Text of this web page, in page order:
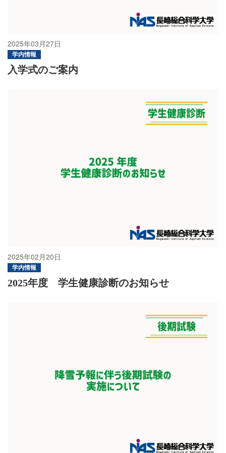
2025年03月27日
学内情報
入学式のご案内
2025年02月20日
学内情報
2025年度 学生健康診断のお知らせ